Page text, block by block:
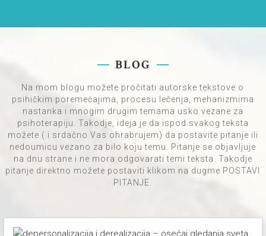
BLOG
Na mom blogu možete pročitati autorske tekstove o
psihičkim poremećajima, procesu lečenja, mehanizmima
nastanka i mnogim drugim temama usko vezane za
psihoterapiju. Takodje, ideja je da ispod svakog teksta
možete ( i srdačno Vas ohrabrujem) da postavite pitanje ili
nedoumicu vezano za bilo koju temu. Pitanje se objavljuje
na dnu strane i ne mora odgovarati temi teksta. Takodje
pitanje direktno možete postaviti klikom na dugme POSTAVI
PITANJE.